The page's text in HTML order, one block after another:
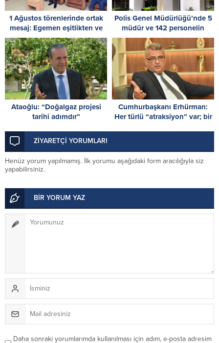
1 Ağustos törenlerinde ortak
mesaj: Egemen eşitlikten ve
iki devletli çözümden geri
adım yok
Polis Genel Müdürlüğü’nde 5
müdür ve 142 personelin
görev yeri değiştirildi
Ataoğlu: “Doğalgaz projesi
tarihi adımdır”
Cumhurbaşkanı Erhürman:
Her türlü “atraksiyon” var; bir
ZİYARETÇİ YORUMLARI
Henüz yorum yapılmamış. İlk yorumu aşağıdaki form aracılığıyla siz
yapabilirsiniz.
BİR YORUM YAZ
Daha sonraki yorumlarımda kullanılması için adım, e-posta adresim